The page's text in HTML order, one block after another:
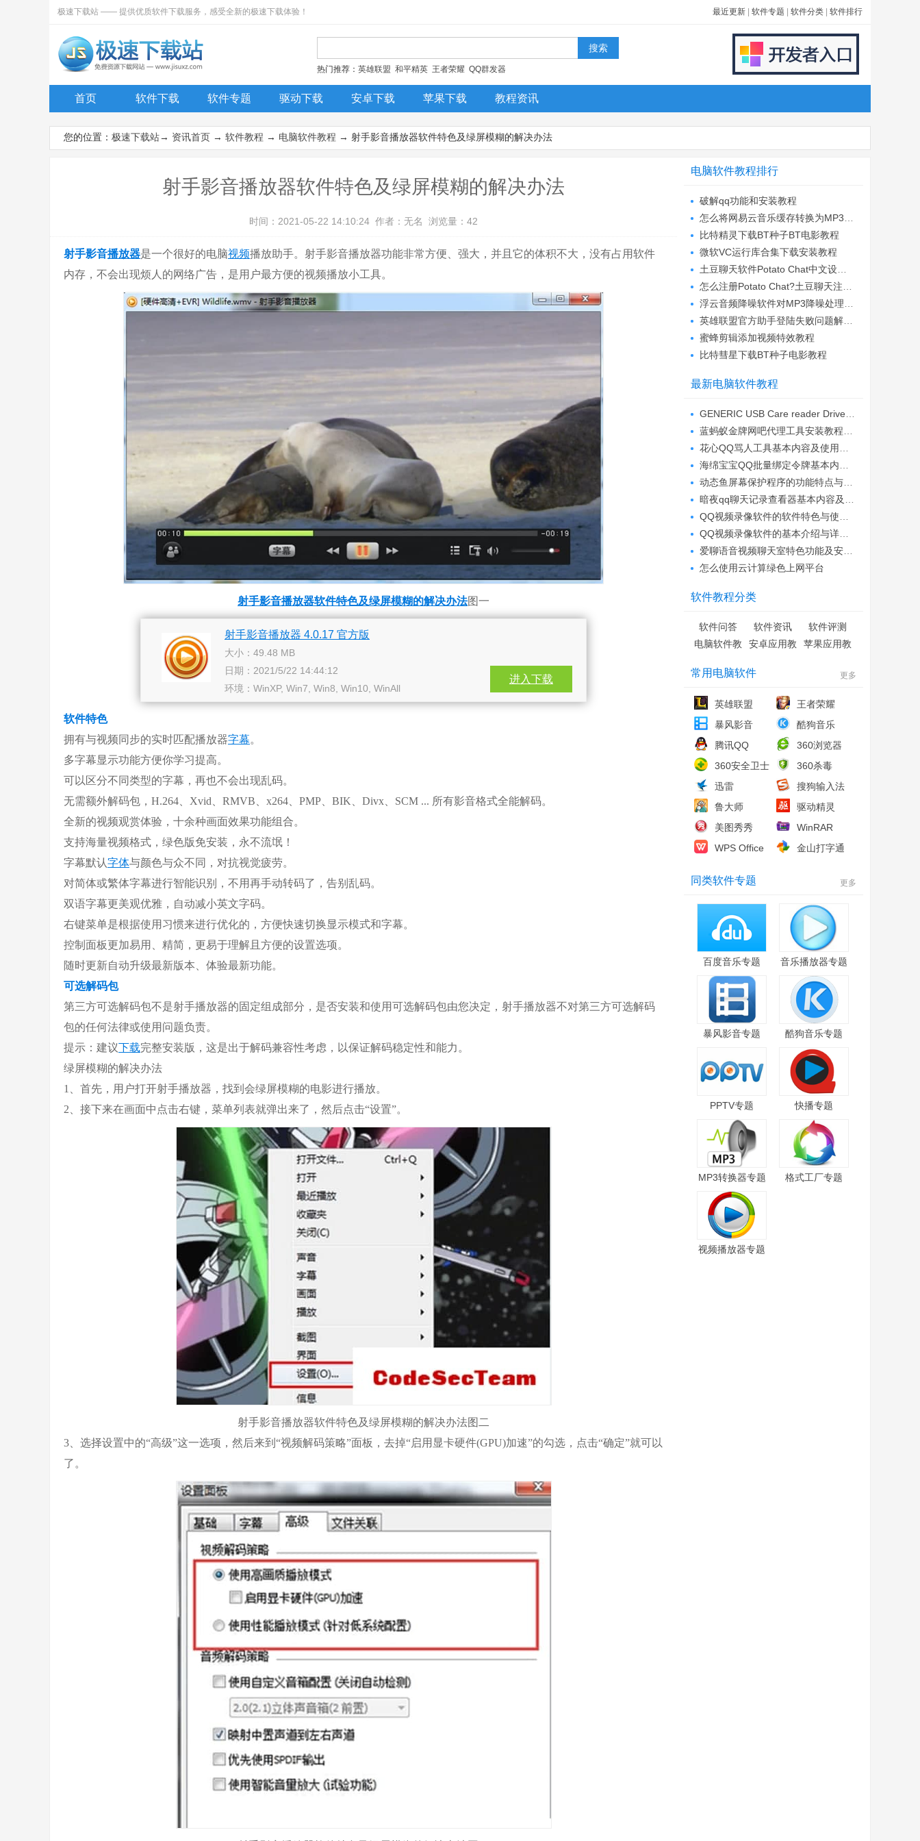
极速下载站 —— 提供优质软件下载服务，感受全新的极速下载体验！ 最近更新 软件专题 软件分类 软件排行
热门推荐： 英雄联盟 和平精英 王者荣耀 QQ群发器
首页 软件下载 软件专题 驱动下载 安卓下载 苹果下载 教程资讯
今日更新 排行榜 装机必备
您的位置： 极速下载站→ 资讯首页 → 软件教程 → 电脑软件教程 → 射手影音播放器软件特色及绿屏模糊的解决办法
射手影音播放器软件特色及绿屏模糊的解决办法
时间：2021-05-22 14:10:24 作者：无名 浏览量：42
射手影音播放器是一个很好的电脑视频播放助手。射手影音播放器功能非常方便、强大，并且它的体积不大，没有占用软件
内存，不会出现烦人的网络广告，是用户最方便的视频播放小工具。
射手影音播放器软件特色及绿屏模糊的解决办法图一
进入下载
射手影音播放器 4.0.17 官方版
大小：49.48 MB
日期：2021/5/22 14:44:12
环境：WinXP, Win7, Win8, Win10, WinAll
软件特色
拥有与视频同步的实时匹配播放器字幕。
多字幕显示功能方便你学习提高。
可以区分不同类型的字幕，再也不会出现乱码。
无需额外解码包，H.264、Xvid、RMVB、x264、PMP、BIK、Divx、SCM ... 所有影音格式全能解码。
全新的视频观赏体验，十余种画面效果功能组合。
支持海量视频格式，绿色版免安装，永不流氓！
字幕默认字体与颜色与众不同，对抗视觉疲劳。
对简体或繁体字幕进行智能识别，不用再手动转码了，告别乱码。
双语字幕更美观优雅，自动减小英文字码。
右键菜单是根据使用习惯来进行优化的，方便快速切换显示模式和字幕。
控制面板更加易用、精简，更易于理解且方便的设置选项。
随时更新自动升级最新版本、体验最新功能。
可选解码包
第三方可选解码包不是射手播放器的固定组成部分，是否安装和使用可选解码包由您决定，射手播放器不对第三方可选解码
包的任何法律或使用问题负责。
提示：建议下载完整安装版，这是出于解码兼容性考虑，以保证解码稳定性和能力。
绿屏模糊的解决办法
1、首先，用户打开射手播放器，找到会绿屏模糊的电影进行播放。
2、接下来在画面中点击右键，菜单列表就弹出来了，然后点击“设置”。
射手影音播放器软件特色及绿屏模糊的解决办法图二
3、选择设置中的“高级”这一选项，然后来到“视频解码策略”面板，去掉“启用显卡硬件(GPU)加速”的勾选，点击“确定”就可以
了。
电脑软件教程排行
破解qq功能和安装教程
比特精灵下载BT种子BT电影教程
微软VC运行库合集下载安装教程
蜜蜂剪辑添加视频特效教程
比特彗星下载BT种子电影教程
最新电脑软件教程
怎么使用云计算绿色上网平台
软件教程分类
软件问答 软件资讯
软件评测
电脑软件教
安卓应用教
苹果应用教
更多
常用电脑软件
英雄联盟
王者荣耀
暴风影音
酷狗音乐
腾讯QQ
360浏览器
360安全卫士
360杀毒
迅雷
搜狗输入法
鲁大师
驱动精灵
美图秀秀
WinRAR
WPS Office
金山打字通
更多
同类软件专题
百度音乐专题 音乐播放器专题
暴风影音专题 酷狗音乐专题
PPTV专题 快播专题
MP3转换器专题 格式工厂专题
视频播放器专题